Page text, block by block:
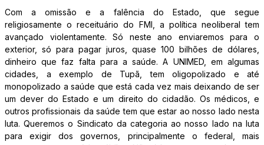
Com a omissão e a falência do Estado, que segue
religiosamente o receituário do FMI, a política neoliberal tem
avançado violentamente. Só neste ano enviaremos para o
exterior, só para pagar juros, quase 100 bilhões de dólares,
dinheiro que faz falta para a saúde. A UNIMED, em algumas
cidades, a exemplo de Tupã, tem oligopolizado e até
monopolizado a saúde que está cada vez mais deixando de ser
um dever do Estado e um direito do cidadão. Os médicos, e
outros profissionais da saúde tem que estar ao nosso lado nesta
luta. Queremos o Sindicato da categoria ao nosso lado na luta
para exigir dos governos, principalmente o federal, mais